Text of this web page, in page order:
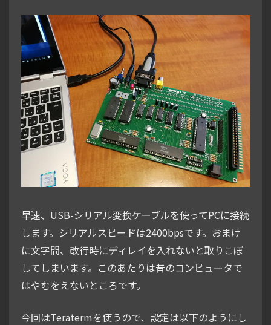
早速、USB-シリアル変換ケーブルを使ってPCに接続
します。シリアルスピードは2400bpsです。おまけ
に文字間、改行時にディレイを入れないと取りこぼ
してしまいます。このあたりは昔のコンピュータで
はやむをえないところです。
今回はTeratermを使うので、設定は以下のようにし